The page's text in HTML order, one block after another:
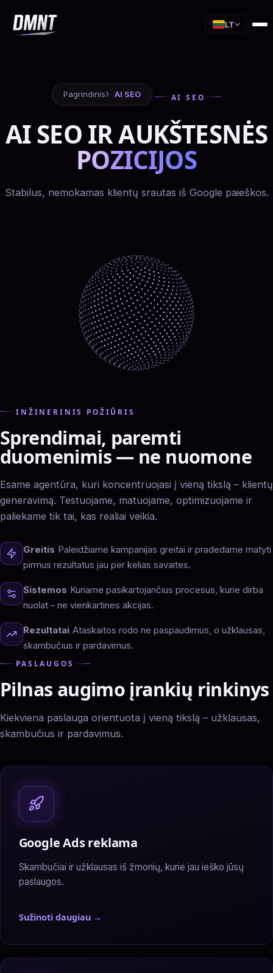
LT
Pagrindinis AI SEO AI SEO
AI SEO IR AUKŠTESNĖS
POZICIJOS
Stabilus, nemokamas klientų srautas iš Google paieškos.
INŽINERINIS POŽIŪRIS
Sprendimai, paremti
duomenimis — ne nuomone
Esame agentūra, kuri koncentruojasi į vieną tikslą – klientų
generavimą. Testuojame, matuojame, optimizuojame ir
paliekame tik tai, kas realiai veikia.
Greitis Paleidžiame kampanijas greitai ir pradedame matyti
pirmus rezultatus jau per kelias savaites.
Sistemos Kuriame pasikartojančius procesus, kurie dirba
nuolat – ne vienkartines akcijas.
Rezultatai Ataskaitos rodo ne paspaudimus, o užklausas,
skambučius ir pardavimus.
PASLAUGOS
Pilnas augimo įrankių rinkinys
Kiekviena paslauga orientuota į vieną tikslą – užklausas,
skambučius ir pardavimus.
Google Ads reklama
Skambučiai ir užklausas iš žmonių, kurie jau ieško jūsų
paslaugos.
Sužinoti daugiau →
— Google Ads reklama